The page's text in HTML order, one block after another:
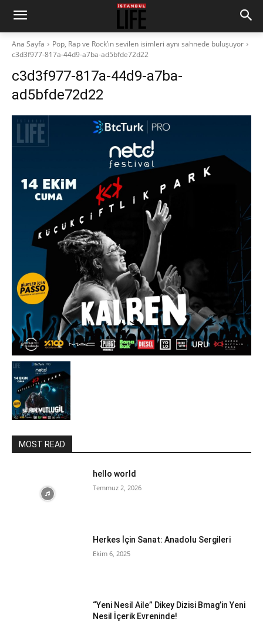
Ana Sayfa
Pop, Rap ve Rock’ın sevilen isimleri aynı sahnede buluşuyor
c3d3f977-817a-44d9-a7ba-ad5bfde72d22
c3d3f977-817a-44d9-a7ba-
ad5bfde72d22
MOST READ
hello world
Temmuz 2, 2026
Herkes İçin Sanat: Anadolu Sergileri
Ekim 6, 2025
“Yeni Nesil Aile” Dikey Dizisi Bmag’in Yeni
Nesil İçerik Evreninde!